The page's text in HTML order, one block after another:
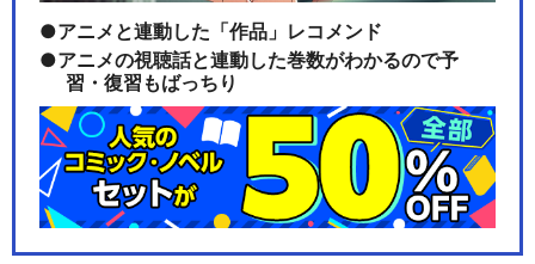
アニメと連動した「作品」レコメンド
アニメの視聴話と連動した巻数がわかるので予
習・復習もばっちり